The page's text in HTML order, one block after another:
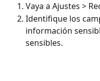
Vaya a Ajustes >
Identifique los
información
sensibles.